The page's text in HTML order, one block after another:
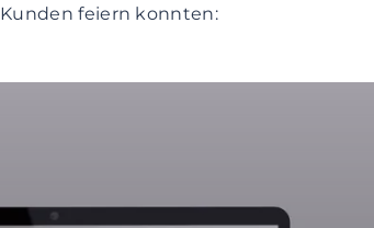
Kunden feiern konnten: